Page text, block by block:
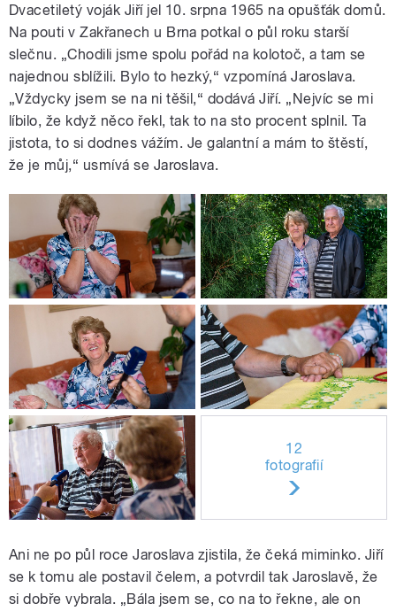
Dvacetiletý voják Jiří jel 10. srpna 1965 na opušťák domů.
Na pouti v Zakřanech u Brna potkal o půl roku starší
slečnu. „Chodili jsme spolu pořád na kolotoč, a tam se
najednou sblížili. Bylo to hezký,“ vzpomíná Jaroslava.
„Vždycky jsem se na ni těšil,“ dodává Jiří. „Nejvíc se mi
líbilo, že když něco řekl, tak to na sto procent splnil. Ta
jistota, to si dodnes vážím. Je galantní a mám to štěstí,
že je můj,“ usmívá se Jaroslava.
12
fotografií
Ani ne po půl roce Jaroslava zjistila, že čeká miminko. Jiří
se k tomu ale postavil čelem, a potvrdil tak Jaroslavě, že
si dobře vybrala. „Bála jsem se, co na to řekne, ale on